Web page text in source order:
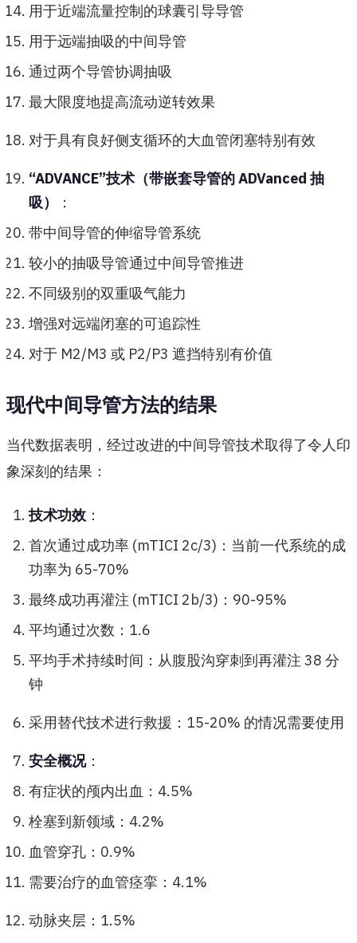
用于近端流量控制的球囊引导导管
用于远端抽吸的中间导管
通过两个导管协调抽吸
最大限度地提高流动逆转效果
对于具有良好侧支循环的大血管闭塞特别有效
“ADVANCE”技术（带嵌套导管的 ADVanced 抽
吸）
：
带中间导管的伸缩导管系统
较小的抽吸导管通过中间导管推进
不同级别的双重吸气能力
增强对远端闭塞的可追踪性
对于 M2/M3 或 P2/P3 遮挡特别有价值
现代中间导管方法的结果
当代数据表明，经过改进的中间导管技术取得了令人印
象深刻的结果：
技术功效 ：
首次通过成功率 (mTICI 2c/3)：当前一代系统的成
功率为 65-70%
最终成功再灌注 (mTICI 2b/3)：90-95%
平均通过次数：1.6
平均手术持续时间：从腹股沟穿刺到再灌注 38 分
钟
采用替代技术进行救援：15-20% 的情况需要使用
安全概况：
有症状的颅内出血：4.5%
栓塞到新领域：4.2%
血管穿孔：0.9%
需要治疗的血管痉挛：4.1%
动脉夹层：1.5%